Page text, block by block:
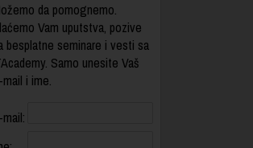
da pomognemo.
Vam uputstva, pozive
besplatne seminare i vesti sa
Samo unesite Vaš
i ime.